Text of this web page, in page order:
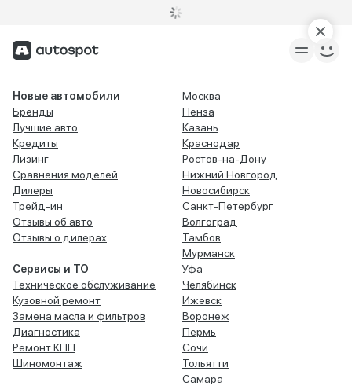
Новые автомобили
Бренды
Лучшие авто
Кредиты
Лизинг
Сравнения моделей
Дилеры
Трейд-ин
Отзывы об авто
Отзывы о дилерах
Сервисы и ТО
Техническое обслуживание
Кузовной ремонт
Замена масла и фильтров
Диагностика
Ремонт КПП
Шиномонтаж
Москва
Пенза
Казань
Краснодар
Ростов-на-Дону
Нижний Новгород
Новосибирск
Санкт-Петербург
Волгоград
Тамбов
Мурманск
Уфа
Челябинск
Ижевск
Воронеж
Пермь
Сочи
Тольятти
Самара